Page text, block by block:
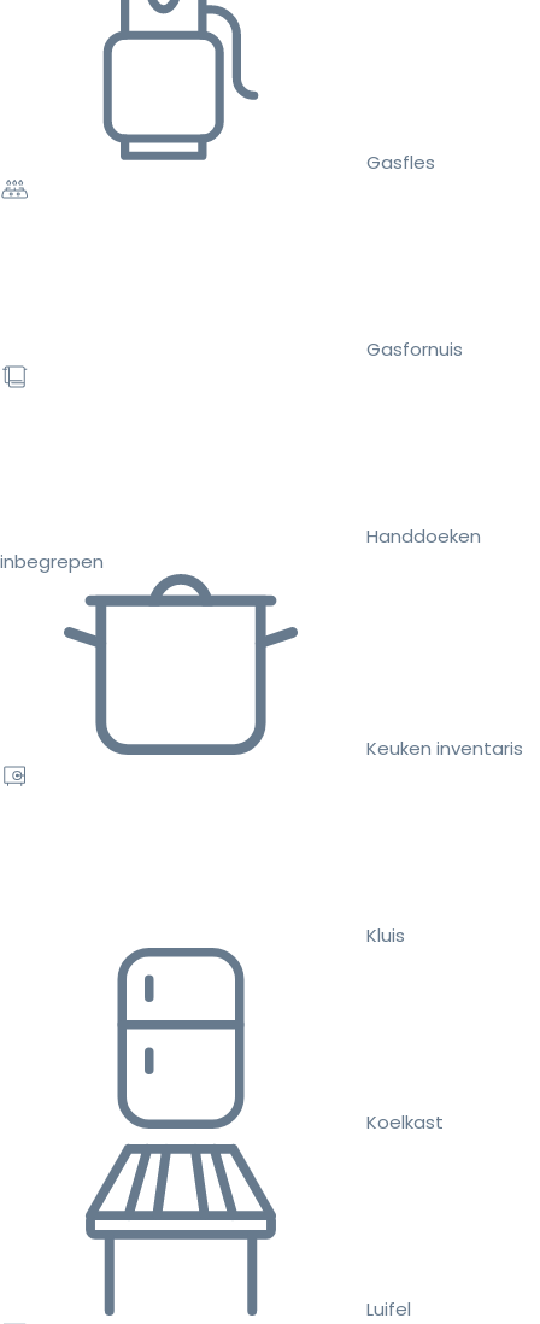
Gasfles
Gasfornuis
Handdoeken
inbegrepen
Keuken inventaris
Kluis
Koelkast
Luifel